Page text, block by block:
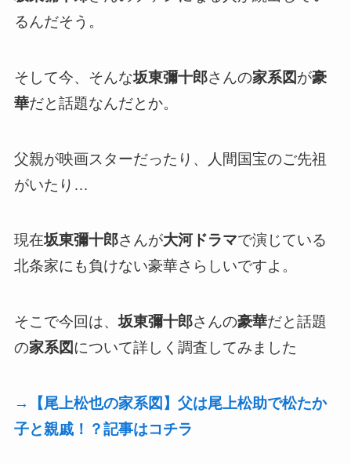
るんだそう。
そして今、そんな坂東彌十郎さんの家系図が豪
華だと話題なんだとか。
父親が映画スターだったり、人間国宝のご先祖
がいたり…
現在坂東彌十郎さんが大河ドラマで演じている
北条家にも負けない豪華さらしいですよ。
そこで今回は、坂東彌十郎さんの豪華だと話題
の家系図について詳しく調査してみました
→【尾上松也の家系図】父は尾上松助で松たか
子と親戚！？記事はコチラ